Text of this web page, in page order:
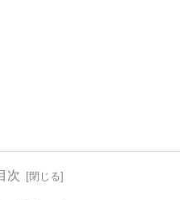
次